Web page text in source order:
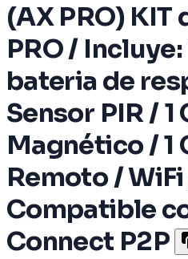
(AX PRO) KIT
PRO /
bateria de
Sensor PIR /
Magnético / 1
Remoto /
Compatible
Connect P2P